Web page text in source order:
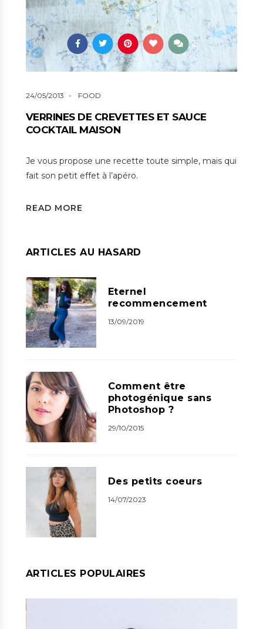
2
24/05/2013 FOOD
VERRINES DE CREVETTES ET SAUCE
COCKTAIL MAISON
Je vous propose une recette toute simple, mais qui
fait son petit effet à l’apéro.
READ MORE
ARTICLES AU HASARD
Eternel
recommencement
13/09/2019
Comment être
photogénique sans
Photoshop ?
29/10/2015
Des petits coeurs
14/07/2023
ARTICLES POPULAIRES